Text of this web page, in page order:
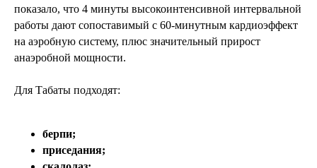
показало, что 4 минуты высокоинтенсивной интервальной
работы дают сопоставимый с 60-минутным кардиоэффект
на аэробную систему, плюс значительный прирост
анаэробной мощности.
Для Табаты подходят:
берпи;
приседания;